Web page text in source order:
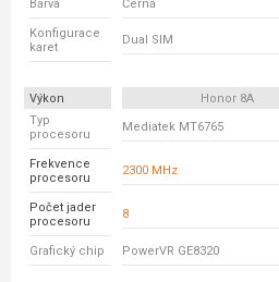
Barva Černá
Konfigurace
karet
Dual SIM
Výkon Honor 8A
Typ
procesoru
Mediatek MT6765
Frekvence
procesoru
2300 MHz
Počet jader
procesoru
8
Grafický chip PowerVR GE8320